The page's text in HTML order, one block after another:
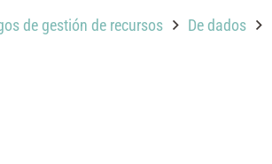
de gestión de recursos De dados